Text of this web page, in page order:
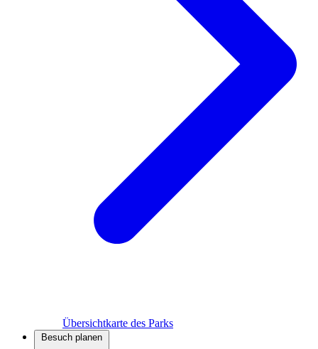
Übersichtkarte des Parks
Besuch planen